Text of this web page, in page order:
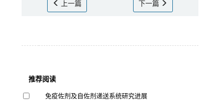
上一篇 下一篇